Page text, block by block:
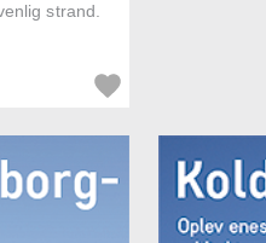
strand.